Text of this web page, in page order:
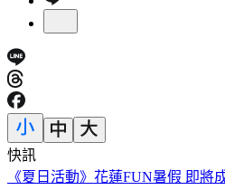
快訊
小孩顧小孩！澎湖13子女遭棄養